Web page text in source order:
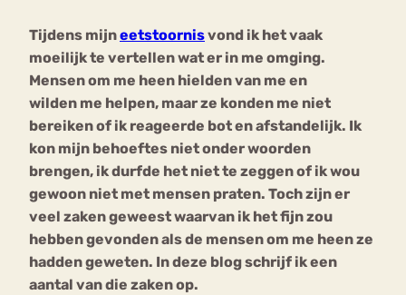
Tijdens mijneetstoornisvond ik het vaak
moeilijk te vertellen wat er in me omging.
Mensen om me heen hielden van me en
wilden me helpen, maar ze konden me niet
bereiken of ik reageerde bot en afstandelijk. Ik
kon mijn behoeftes niet onder woorden
brengen, ik durfde het niet te zeggen of ik wou
gewoon niet met mensen praten. Toch zijn er
veel zaken geweest waarvan ik het fijn zou
hebben gevonden als de mensen om me heen ze
hadden geweten. In deze blog schrijf ik een
aantal van die zaken op.
Forum
mia
Nerv
osa
Eetstoornis Anorexia Nervosa
Eetbuien Piekeren Sport
Trauma
Orthorexia
Afvallen Angst